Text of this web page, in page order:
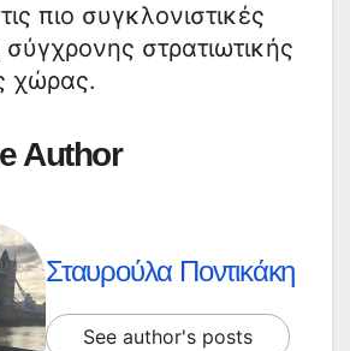
πιο συγκλονιστικές
σύγχρονης στρατιωτικής
χώρας.
Author
Σταυρούλα Ποντικάκη
See author's posts